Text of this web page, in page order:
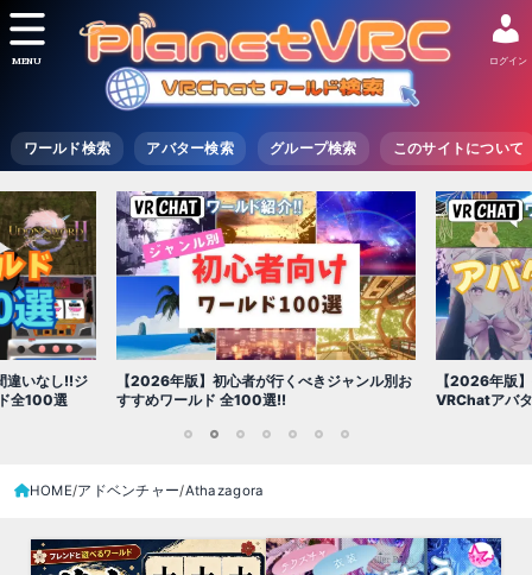
ワールド検索 アバター検索 グループ検索 このサイトについて
ログイン
MENU
ャンル別お
【2026年版】初心者必見!!無料で使える
VRChatアバター（アバターワールド紹介）
【2026年版
世界を味わえ
HOME アドベンチャー Athazagora